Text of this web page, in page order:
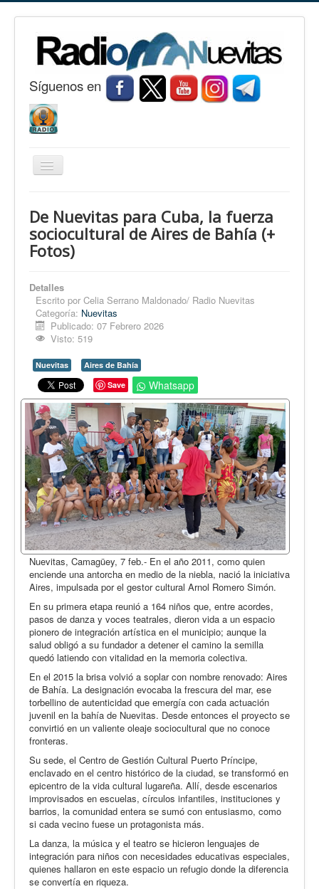
Síguenos en
Cambiar
Nuevitas
Noticias
Fotorreportaje
Opinión
En audio
Medio Ambiente
Ciencia, tecnología y curiosidades
Francés
Inglés
Desempolvando la historia
De Nuevitas para Cuba, la fuerza
sociocultural de Aires de Bahía (+
Fotos)
Detalles
Escrito por Celia Serrano Maldonado/ Radio Nuevitas
Categoría: Nuevitas
Publicado: 07 Febrero 2026
Visto: 519
Nuevitas
Aires de Bahía
Save
Whatsapp
Nuevitas, Camagüey, 7 feb.- En el año 2011, como quien
enciende una antorcha en medio de la niebla, nació la iniciativa
Aires, impulsada por el gestor cultural Arnol Romero Simón.
En su primera etapa reunió a 164 niños que, entre acordes,
pasos de danza y voces teatrales, dieron vida a un espacio
pionero de integración artística en el municipio; aunque la
salud obligó a su fundador a detener el camino la semilla
quedó latiendo con vitalidad en la memoria colectiva.
En el 2015 la brisa volvió a soplar con nombre renovado: Aires
de Bahía. La designación evocaba la frescura del mar, ese
torbellino de autenticidad que emergía con cada actuación
juvenil en la bahía de Nuevitas. Desde entonces el proyecto se
convirtió en un valiente oleaje sociocultural que no conoce
fronteras.
Su sede, el Centro de Gestión Cultural Puerto Príncipe,
enclavado en el centro histórico de la ciudad, se transformó en
epicentro de la vida cultural lugareña. Allí, desde escenarios
improvisados en escuelas, círculos infantiles, instituciones y
barrios, la comunidad entera se sumó con entusiasmo, como
si cada vecino fuese un protagonista más.
La danza, la música y el teatro se hicieron lenguajes de
integración para niños con necesidades educativas especiales,
quienes hallaron en este espacio un refugio donde la diferencia
se convertía en riqueza.